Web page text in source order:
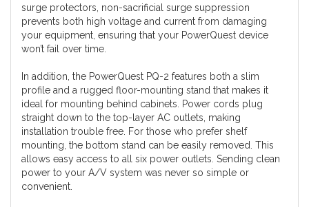
surge protectors, non-sacrificial surge suppression
prevents both high voltage and current from damaging
your equipment, ensuring that your PowerQuest device
won’t fail over time.
In addition, the PowerQuest PQ-2 features both a slim
profile and a rugged floor-mounting stand that makes it
ideal for mounting behind cabinets. Power cords plug
straight down to the top-layer AC outlets, making
installation trouble free. For those who prefer shelf
mounting, the bottom stand can be easily removed. This
allows easy access to all six power outlets. Sending clean
power to your A/V system was never so simple or
convenient.